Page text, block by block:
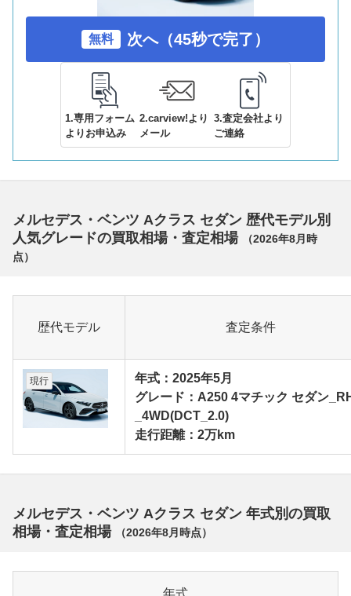
無料 次へ（45秒で完了）
1.専用フォーム
よりお申込み
2.carview!より
メール
3.査定会社より
ご連絡
メルセデス・ベンツ Aクラス セダン 歴代モデル別
人気グレードの買取相場・査定相場
（2026年8月 時
点）
歴代モデル 査定条件
現行
年式：2025年5月
グレード：A250 4マチック セダン
_4WD(DCT_2.0)
走行距離：2万km
メルセデス・ベンツ Aクラス セダン 年式別の買取
相場・査定相場
（2026年8月 時点）